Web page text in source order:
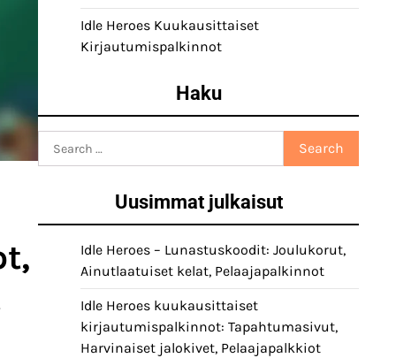
Idle Heroes Kuukausittaiset
Kirjautumispalkinnot
Haku
for:
Uusimmat julkaisut
Idle Heroes – Lunastuskoodit: Joulukorut,
Ainutlaatuiset kelat, Pelaajapalkinnot
Idle Heroes kuukausittaiset
kirjautumispalkinnot: Tapahtumasivut,
Harvinaiset jalokivet, Pelaajapalkkiot